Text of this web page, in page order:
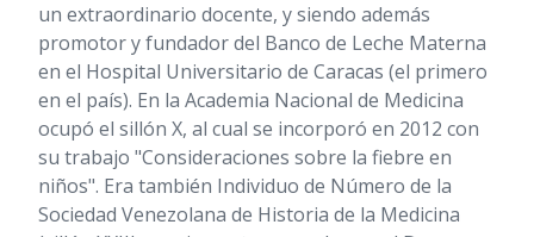
un extraordinario docente, y siendo además
promotor y fundador del Banco de Leche Materna
en el Hospital Universitario de Caracas (el primero
en el país). En la Academia Nacional de Medicina
ocupó el sillón X, al cual se incorporó en 2012 con
su trabajo "Consideraciones sobre la fiebre en
niños". Era también Individuo de Número de la
Sociedad Venezolana de Historia de la Medicina